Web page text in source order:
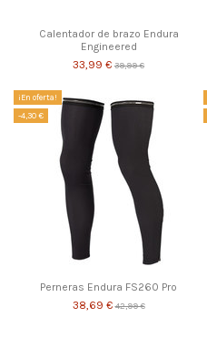
Calentador de brazo Endura
Engineered
33,99 € 39,99 €
¡En oferta!
-4,30 €
Perneras Endura FS260 Pro
38,69 €42,99 €